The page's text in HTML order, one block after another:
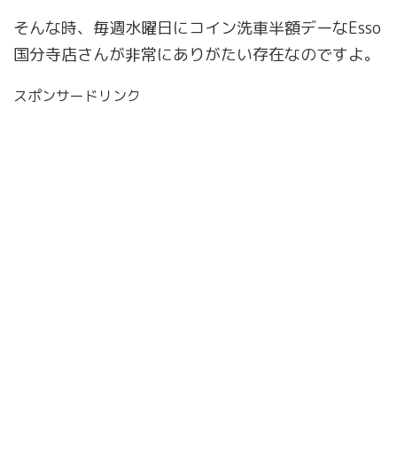
そんな時、毎週水曜日にコイン洗車半額デーなEsso
国分寺店さんが非常にありがたい存在なのですよ。
スポンサードリンク